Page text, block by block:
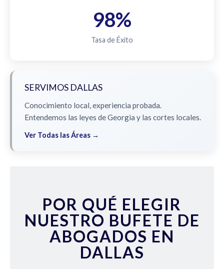
98%
Tasa de Éxito
SERVIMOS DALLAS
Conocimiento local, experiencia probada.
Entendemos las leyes de Georgia y las cortes locales.
Ver Todas las Áreas →
POR QUÉ ELEGIR
NUESTRO BUFETE DE
ABOGADOS EN
DALLAS